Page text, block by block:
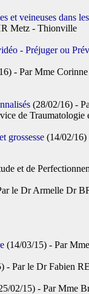
et veineuses dans
Metz - Thionville
- Préjuger ou
- Par Mme
(28/02/16) -
de
grossesse (14/02/
et de
le Dr Armelle Dr
(14/03/15) - Par
- Par le Dr Fabien
02/15) - Par Mme